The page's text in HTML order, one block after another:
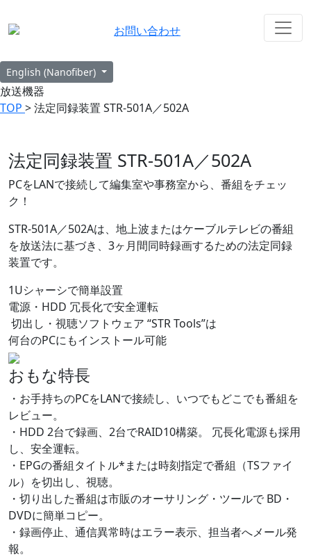
お問い合わせ
English (Nanofiber)
放送機器
TOP > 法定同録装置 STR-501A／502A
法定同録装置 STR-501A／502A
PCをLANで接続して編集室や事務室から、番組をチェッ
ク！
STR-501A／502Aは、地上波またはケーブルテレビの番組
を放送法に基づき、3ヶ月間同時録画するための法定同録
装置です。
1Uシャーシで簡単設置
電源・HDD 冗長化で安全運転
切出し・視聴ソフトウェア “STR Tools”は
何台のPCにもインストール可能
おもな特長
・お手持ちのPCをLANで接続し、いつでもどこでも番組を
レビュー。
・HDD 2台で録画、2台でRAID10構築。 冗長化電源も採用
し、安全運転。
・EPGの番組タイトル*または時刻指定で番組（TSファイ
ル）を切出し、視聴。
・切り出した番組は市販のオーサリング・ツールで BD・
DVDに簡単コピー。
・録画停止、通信異常時はエラー表示、担当者へメール発
報。